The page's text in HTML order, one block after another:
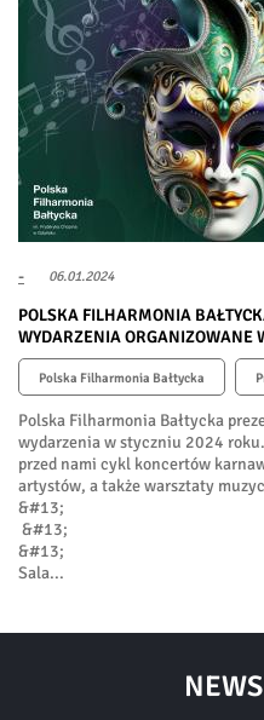
- 06.01.2024
POLSKA FILHARMONIA
WYDARZENIA ORGANIZOWANE
Polska Filharmonia Bałtycka
Polska Filharmonia Bałtycka
wydarzenia w styczniu 2024
przed nami cykl koncertów
artystów, a także warsztaty
&#13;
&#13;
&#13;
Sala...